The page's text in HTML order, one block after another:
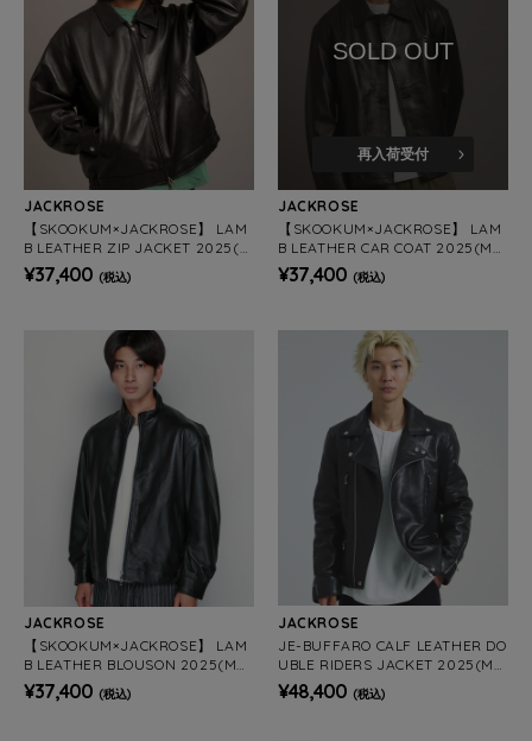
JACKROSE
【SKOOKUM×JACKROSE】 LAM
B LEATHER ZIP JACKET 2025(M
ENS)
¥37,400 (税込)
SOLD OUT
再入荷受付
JACKROSE
【SKOOKUM×JACKROSE】 LAM
B LEATHER CAR COAT 2025(ME
NS)
¥37,400 (税込)
JACKROSE
【SKOOKUM×JACKROSE】 LAM
B LEATHER BLOUSON 2025(ME
NS)
¥37,400 (税込)
JACKROSE
JE-BUFFARO CALF LEATHER DO
UBLE RIDERS JACKET 2025(ME
NS)
¥48,400 (税込)